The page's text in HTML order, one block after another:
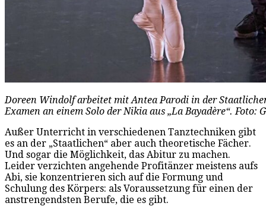
Doreen Windolf arbeitet mit Antea Parodi in der
Examen an einem Solo der Nikia aus „La Bayadère“. Foto:
Außer Unterricht in verschiedenen Tanztechniken gibt
es an der „Staatlichen“ aber auch theoretische Fächer.
Und sogar die Möglichkeit, das Abitur zu machen.
Leider verzichten angehende Profitänzer meistens aufs
Abi, sie konzentrieren sich auf die Formung und
Schulung des Körpers: als Voraussetzung für einen der
anstrengendsten Berufe, die es gibt.